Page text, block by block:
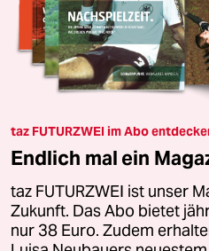
taz FUTURZWEI im Abo
Endlich mal ein
taz FUTURZWEI ist unser
Zukunft. Das Abo bietet
nur 38 Euro. Zudem